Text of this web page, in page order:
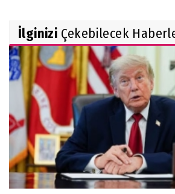
Sigara zammı devam ediyor:
TL zam geldi
Yeni metrekare bedelleri belli
vergisi buna göre
Cumhurbaşkanı Erdoğan:
kanun teklifi hayırlı olsun''
İlginizi Çekebilecek